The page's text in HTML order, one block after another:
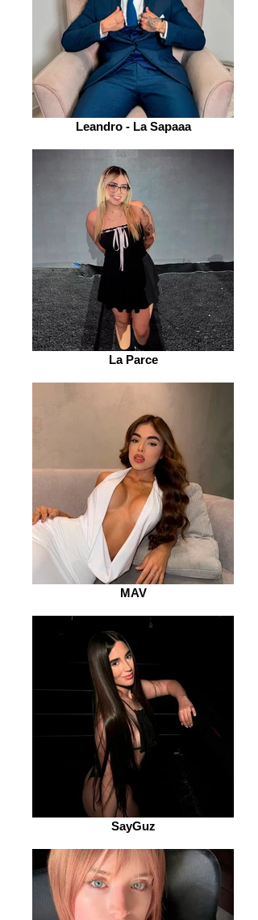
Leandro - La Sapaaa
La Parce
MAV
SayGuz